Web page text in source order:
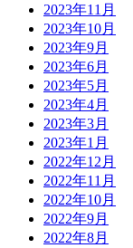
2023年11月
2023年10月
2023年9月
2023年6月
2023年5月
2023年4月
2023年3月
2023年1月
2022年12月
2022年11月
2022年10月
2022年9月
2022年8月